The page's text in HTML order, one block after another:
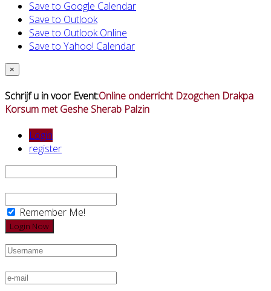
Save to Google Calendar
Save to Outlook
Save to Outlook Online
Save to Yahoo! Calendar
×
Schrijf u in voor Event:Online onderricht Dzogchen Drakpa
Korsum met Geshe Sherab Palzin
Login
register
Remember Me!